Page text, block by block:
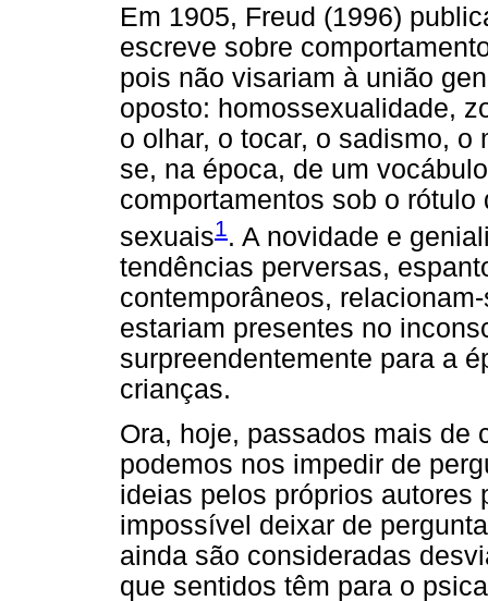
Em 1905, Freud (1996)
escreve sobre
pois não visariam à união
oposto: homossexualidade,
o olhar, o tocar, o sadismo,
se, na época, de um
comportamentos sob o
sexuais1. A novidade e
tendências perversas,
contemporâneos,
estariam presentes no
surpreendentemente para a
crianças.
Ora, hoje, passados mais de
podemos nos impedir de
ideias pelos próprios autores
impossível deixar de
ainda são consideradas
que sentidos têm para o